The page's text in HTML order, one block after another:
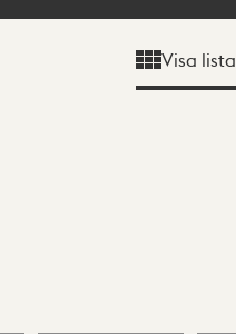
Visa lista